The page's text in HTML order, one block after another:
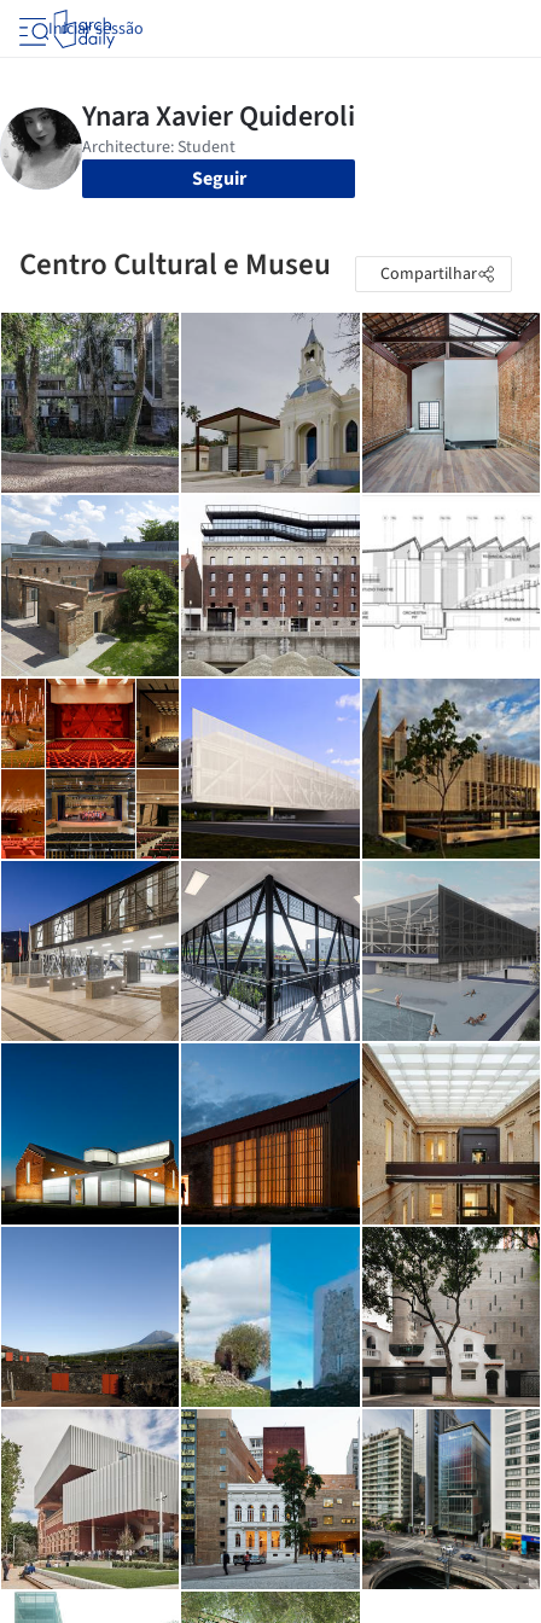
Iniciar sessão
Seguir
Centro Cultural e Museu Compartilhar